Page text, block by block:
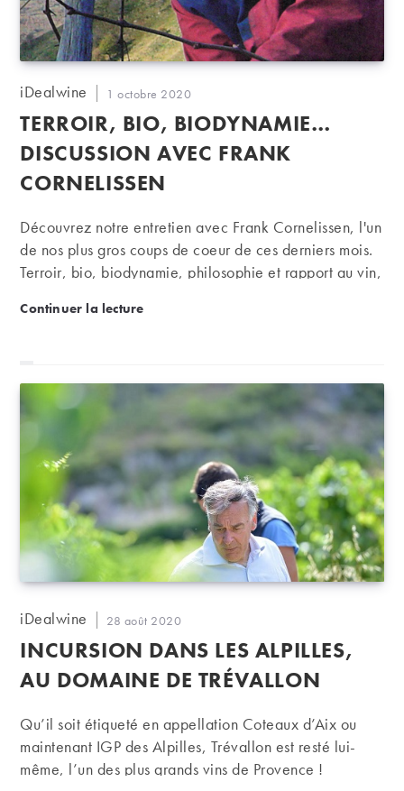
Auteur/autrice
publication :
iDealwine
Publication
1 octobre 2020
TERROIR, BIO, BIODYNAMIE…
DISCUSSION AVEC FRANK
CORNELISSEN
Découvrez notre entretien avec Frank Cornelissen, l'un
de nos plus gros coups de coeur de ces derniers mois.
Terroir, bio, biodynamie, philosophie et rapport au vin,
Continuer la lectureTerroir, bio, biodynamie… Discussion avec Frank
Auteur/autrice
publication :
iDealwine
Publication
28 août 2020
INCURSION DANS LES ALPILLES,
AU DOMAINE DE TRÉVALLON
Qu’il soit étiqueté en appellation Coteaux d’Aix ou
maintenant IGP des Alpilles, Trévallon est resté lui-
même, l’un des plus grands vins de Provence !